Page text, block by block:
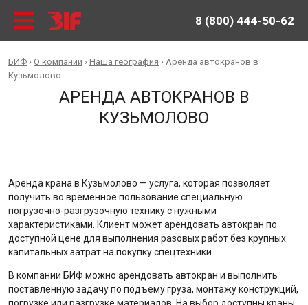
8 (800) 444-50-62
БИФ › О компании › Наша география › Аренда автокранов в
Кузьмолово
АРЕНДА АВТОКРАНОВ В
КУЗЬМОЛОВО
Аренда крана в Кузьмолово — услуга, которая позволяет
получить во временное пользование специальную
погрузочно-разгрузочную технику с нужными
характеристиками. Клиент может арендовать автокран по
доступной цене для выполнения разовых работ без крупных
капитальных затрат на покупку спецтехники.
В компании БИФ можно арендовать автокран и выполнить
поставленную задачу по подъему груза, монтажу конструкций,